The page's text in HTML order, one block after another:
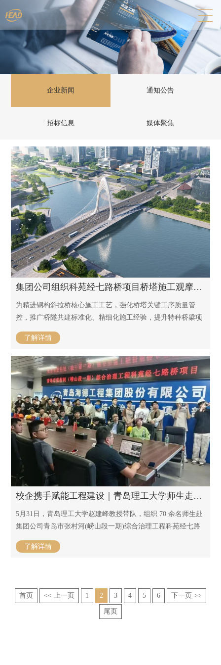
企业新闻 通知公告
招标信息 媒体聚焦
集团公司组织科苑经七路桥项目桥塔施工观摩交流活动 / 2026-06-10
为精进钢构斜拉桥核心施工工艺，强化桥塔关键工序质量管
控，推广桥隧共建标准化、精细化施工经验，提升特种桥梁项
术负责人、施工及质量安全骨干，赴青岛张村河科苑经七路桥
项目开展桥塔施工专项内部观摩交流活动，通过对标标杆现
场，实现互学互鉴、提质增效。
了解详情
校企携手赋能工程建设｜青岛理工大学师生走进海德集团科苑经七路桥项目观摩研学 / 2026-06-05
5月31日，青岛理工大学赵建峰教授带队，组织 70 余名师生赴
集团公司青岛市张村河(崂山段一期)综合治理工程科苑经七路
桥项目，开展实地研学交流活动。集团总工办、二分公司接
待，中铁建大桥局项目技术负责人张立涛围绕项目斜拉桥施工
了解详情
首页 << 上一页 1 2 3 4 5 6 下一页 >>
尾页